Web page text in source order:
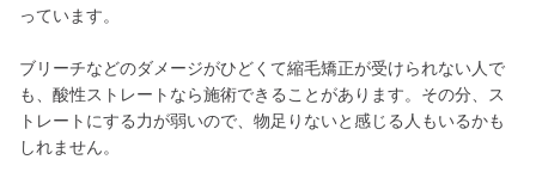
っています。
ブリーチなどのダメージがひどくて縮毛矯正が受けられない人で
も、酸性ストレートなら施術できることがあります。その分、ス
トレートにする力が弱いので、物足りないと感じる人もいるかも
しれません。